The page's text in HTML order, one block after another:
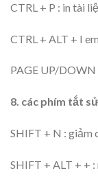
CTRL + P : in tài
CTRL + ALT + I
PAGE UP/DOWN
8. các phím tắt
SHIFT + N : giảm
SHIFT + ALT + + :